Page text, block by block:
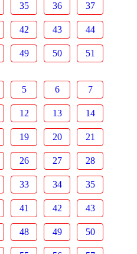
35 36 37
42 43 44
49 50 51
5 6 7
12 13 14
19 20 21
26 27 28
33 34 35
41 42 43
48 49 50